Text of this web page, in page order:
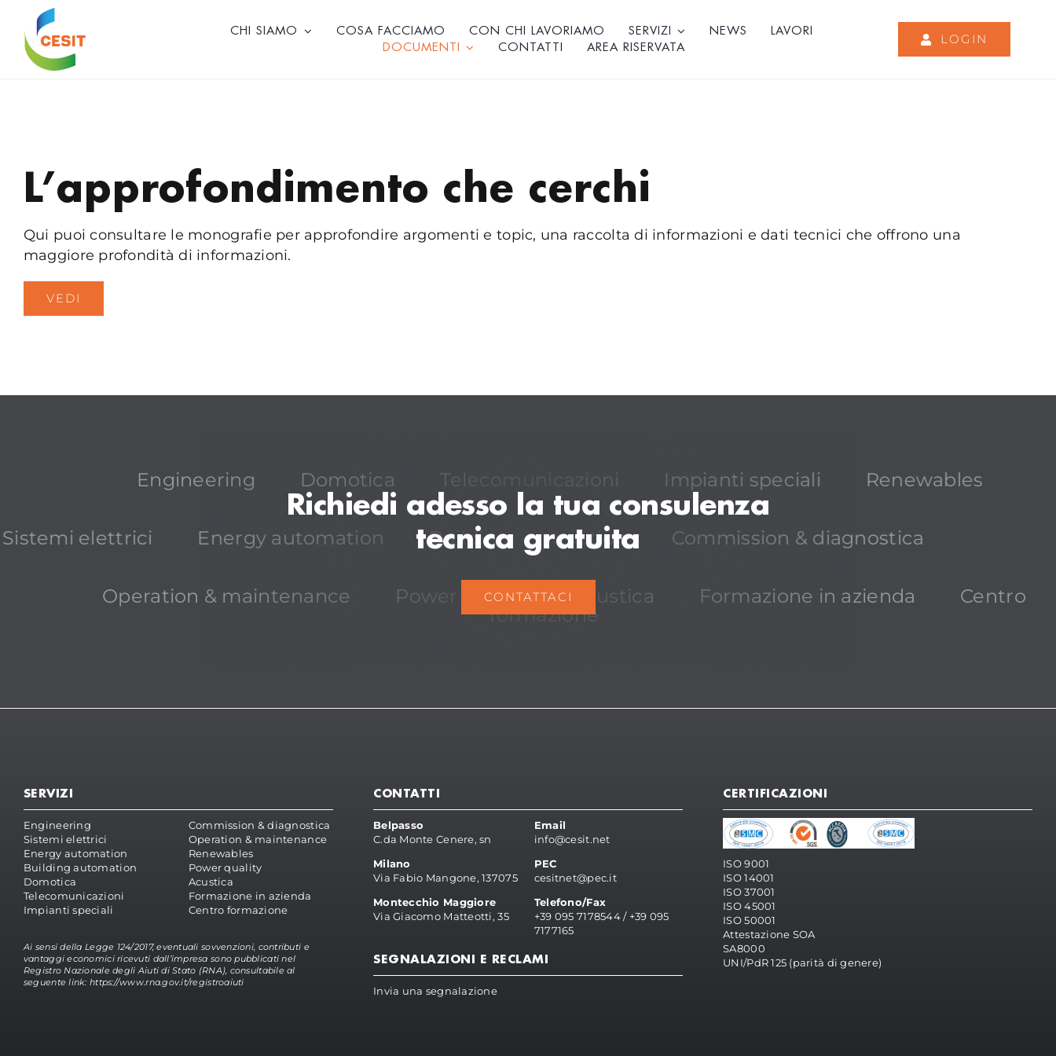
content
CHI SIAMO COSA FACCIAMO CON CHI LAVORIAMO SERVIZI NEWS
LAVORI
DOCUMENTI
CONTATTI AREA RISERVATA
LOGIN
L’approfondimento che cerchi
Qui puoi consultare le monografie per approfondire argomenti e topic, una raccolta di informazioni e dati tecnici che offrono una
maggiore profondità di informazioni.
VEDI
Engineering Domotica Telecomunicazioni Impianti speciali Renewables
Sistemi elettrici Energy automation Building automation Commission & diagnostica
Operation & maintenance Power quality Acustica Formazione in azienda
Centro
formazione
Richiedi adesso la tua consulenza
tecnica gratuita
CONTATTACI
SERVIZI
Engineering
Sistemi elettrici
Energy automation
Building automation
Domotica
Telecomunicazioni
Impianti speciali
Commission & diagnostica
Operation & maintenance
Renewables
Power quality
Acustica
Formazione in azienda
Centro formazione
Ai sensi della Legge 124/2017, eventuali sovvenzioni, contributi e
vantaggi economici ricevuti dall’impresa sono pubblicati nel
Registro Nazionale degli Aiuti di Stato (RNA), consultabile al
seguente link:https://www.rna.gov.it/registroaiuti
CONTATTI
Belpasso
C.da Monte Cenere, sn
Milano
Via Fabio Mangone, 137075
Montecchio Maggiore
Via Giacomo Matteotti, 35
Email
info@cesit.net
PEC
cesitnet@pec.it
Telefono/Fax
+39 095 7178544/ +39 095
7177165
SEGNALAZIONI E RECLAMI
Invia una segnalazione
CERTIFICAZIONI
ISO 9001
ISO 14001
ISO 37001
ISO 45001
ISO 50001
Attestazione SOA
SA8000
UNI/PdR 125 (parità di genere)